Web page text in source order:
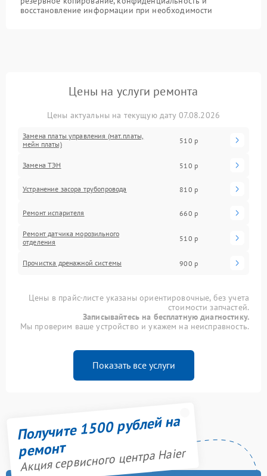
восстановление информации при необходимости
Цены на услуги ремонта
Цены актуальны на текущую дату 07.08.2026
Замена платы управления (мат.платы,
мейн платы)
510 р
Замена ТЭН 510 р
Устранение засора трубопровода 810 р
Ремонт испарителя 660 р
Ремонт датчика морозильного
отделения
510 р
Прочистка дренажной системы 900 р
Цены в прайс-листе указаны ориентировочные, без учета
стоимости запчастей.
Записывайтесь на бесплатную диагностику.
Мы проверим ваше устройство и укажем на неисправность.
Показать все услуги
Получите 1500 рублей на
ремонт
Акция сервисного центра Haier